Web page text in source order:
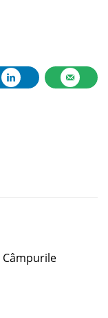
Câmpurile